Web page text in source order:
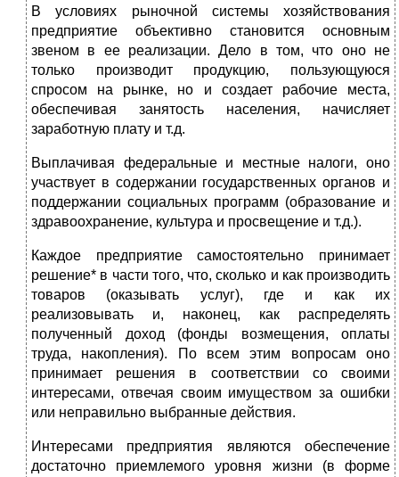
В условиях рыночной системы хозяйствования
предприятие объективно становится основным
звеном в ее реализации. Дело в том, что оно не
только производит продукцию, пользующуюся
спросом на рынке, но и создает рабочие места,
обеспечивая занятость населения, начисляет
заработную плату и т.д.
Выплачивая федеральные и местные налоги, оно
участвует в содержании государственных органов и
поддержании социальных программ (образование и
здравоохранение, культура и просвещение и т.д.).
Каждое предприятие самостоятельно принимает
решение* в части того, что, сколько и как производить
товаров (оказывать услуг), где и как их
реализовывать и, наконец, как распределять
полученный доход (фонды возмещения, оплаты
труда, накопления). По всем этим вопросам оно
принимает решения в соответствии со своими
интересами, отвечая своим имуществом за ошибки
или неправильно выбранные действия.
Интересами предприятия являются обеспечение
достаточно приемлемого уровня жизни (в форме